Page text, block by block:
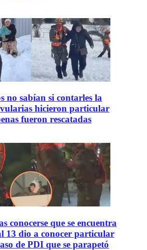
no sabían si contarles la
hicieron particular
fueron rescatadas
conocerse que se encuentra
13 dio a conocer particular
de PDI que se parapetó